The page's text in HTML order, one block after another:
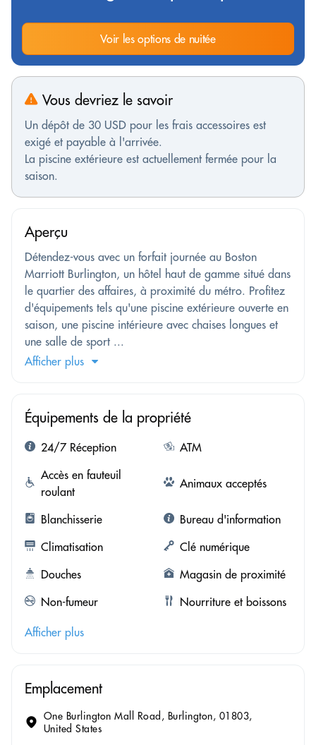
Voir les options de nuitée
Vous devriez le savoir
Un dépôt de 30 USD pour les frais accessoires est
exigé et payable à l'arrivée.
La piscine extérieure est actuellement fermée pour la
saison.
Aperçu
Détendez-vous avec un forfait journée au Boston
Marriott Burlington, un hôtel haut de gamme situé dans
le quartier des affaires, à proximité du métro. Profitez
d'équipements tels qu'une piscine extérieure ouverte en
saison, une piscine intérieure avec chaises longues et
une salle de sport ...
Afficher plus
Équipements de la propriété
24/7 Réception
ATM
Accès en fauteuil
roulant
Animaux acceptés
Blanchisserie
Bureau d'information
Climatisation
Clé numérique
Douches
Magasin de proximité
Non-fumeur
Nourriture et boissons
Afficher plus
Emplacement
One Burlington Mall Road, Burlington, 01803,
United States